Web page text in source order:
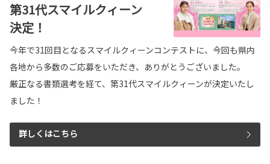
第31代スマイルクィーン
決定！
今年で31回目となるスマイルクィーンコンテストに、今回も県内
各地から多数のご応募をいただき、ありがとうございました。
厳正なる書類選考を経て、第31代スマイルクィーンが決定いたし
ました！
詳しくはこちら